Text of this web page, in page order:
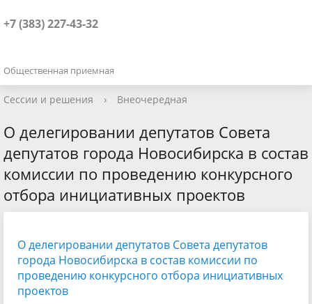
+7 (383) 227-43-32
Общественная приемная
Сессии и решения › Внеочередная
О делегировании депутатов Совета
депутатов города Новосибирска в состав
комиссии по проведению конкурсного
отбора инициативных проектов
О делегировании депутатов Совета депутатов
города Новосибирска в состав комиссии по
проведению конкурсного отбора инициативных
проектов